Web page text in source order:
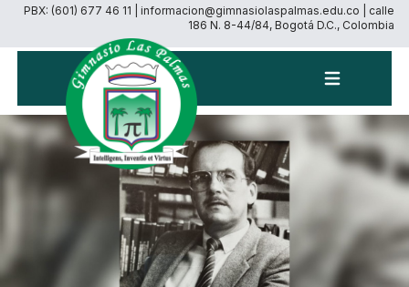
PBX: (601) 677 46 11 | informacion@gimnasiolaspalmas.edu.co | calle
186 N. 8-44/84, Bogotá D.C., Colombia
Menú